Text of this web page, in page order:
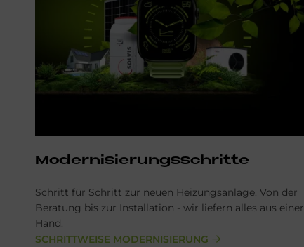
Modernisierungsschritte
Schritt für Schritt zur neuen Heizungsanlage. Von der
Beratung bis zur Installation - wir liefern alles aus einer
Hand.
SCHRITTWEISE MODERNISIERUNG